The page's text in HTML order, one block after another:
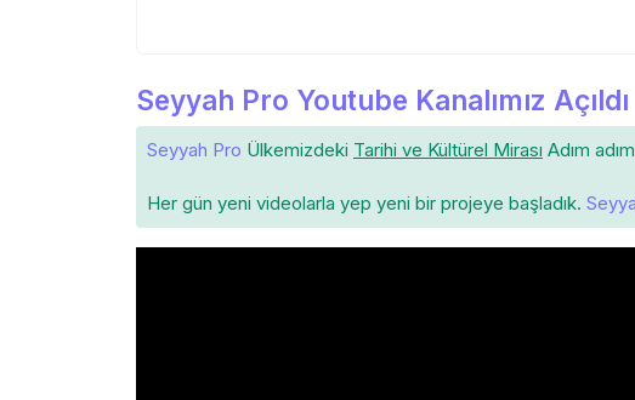
Seyyah Pro Youtube Kanalımız Açıldı
Seyyah Pro Ülkemizdeki Tarihi ve Kültürel Mirası Adım adım
Her gün yeni videolarla yep yeni bir projeye başladık.